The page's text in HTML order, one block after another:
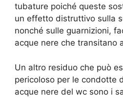
tubature poiché queste
un effetto distruttivo sulla
nonché sulle guarnizioni,
acque nere che transitano
Un altro residuo che può
pericoloso per le condotte
acque nere del wc sono i